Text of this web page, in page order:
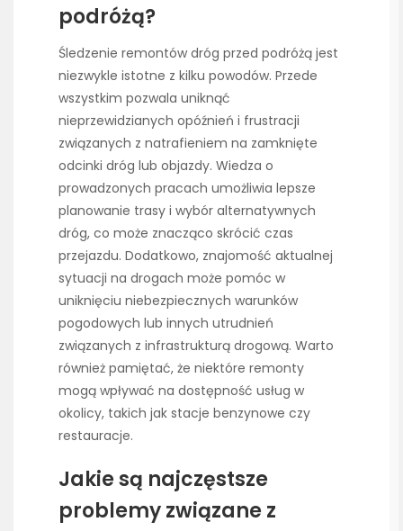
podróżą?
Śledzenie remontów dróg przed podróżą jest
niezwykle istotne z kilku powodów. Przede
wszystkim pozwala uniknąć
nieprzewidzianych opóźnień i frustracji
związanych z natrafieniem na zamknięte
odcinki dróg lub objazdy. Wiedza o
prowadzonych pracach umożliwia lepsze
planowanie trasy i wybór alternatywnych
dróg, co może znacząco skrócić czas
przejazdu. Dodatkowo, znajomość aktualnej
sytuacji na drogach może pomóc w
uniknięciu niebezpiecznych warunków
pogodowych lub innych utrudnień
związanych z infrastrukturą drogową. Warto
również pamiętać, że niektóre remonty
mogą wpływać na dostępność usług w
okolicy, takich jak stacje benzynowe czy
restauracje.
Jakie są najczęstsze
problemy związane z